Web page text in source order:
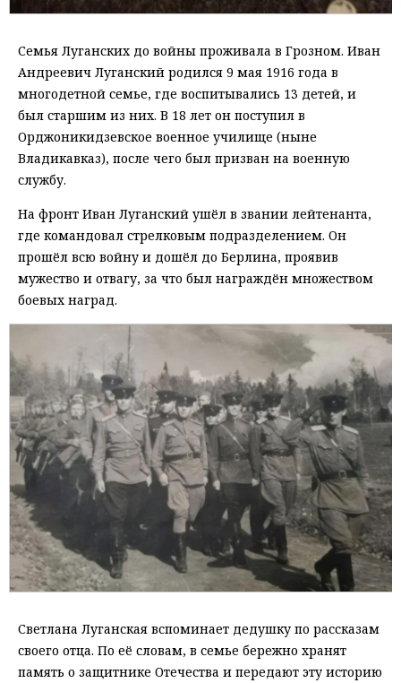
Семья Луганских до войны проживала в Грозном. Иван
Андреевич Луганский родился 9 мая 1916 года в
многодетной семье, где воспитывались 13 детей, и
был старшим из них. В 18 лет он поступил в
Орджоникидзевское военное училище (ныне
Владикавказ), после чего был призван на военную
службу.
На фронт Иван Луганский ушёл в звании лейтенанта,
где командовал стрелковым подразделением. Он
прошёл всю войну и дошёл до Берлина, проявив
мужество и отвагу, за что был награждён множеством
боевых наград.
Светлана Луганская вспоминает дедушку по рассказам
своего отца. По её словам, в семье бережно хранят
память о защитнике Отечества и передают эту историю